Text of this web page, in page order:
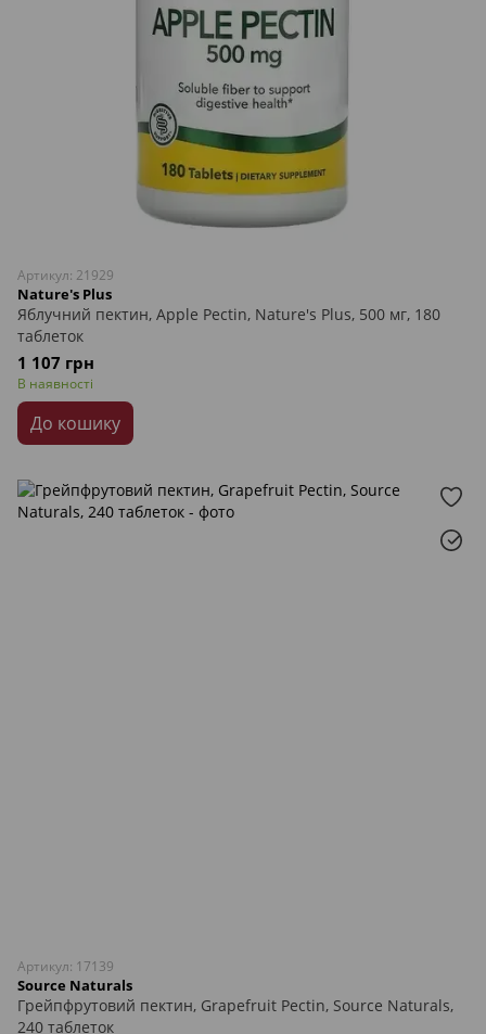
Артикул: 21929
Nature's Plus
Яблучний пектин, Apple Pectin, Nature's Plus, 500 мг, 180
таблеток
1 107 грн
В наявності
До кошику
Артикул: 17139
Source Naturals
Грейпфрутовий пектин, Grapefruit Pectin, Source Naturals,
240 таблеток